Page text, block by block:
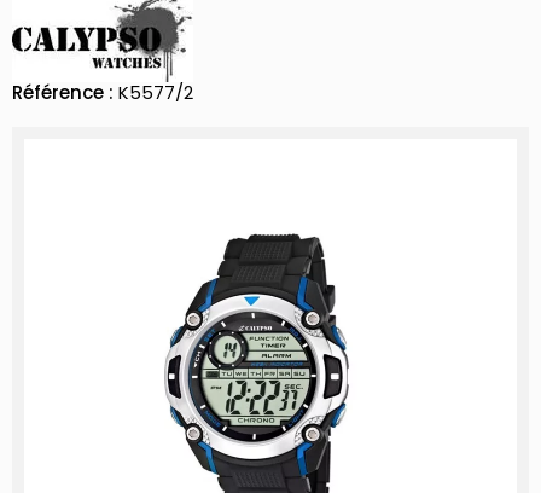
Référence : K5577/2